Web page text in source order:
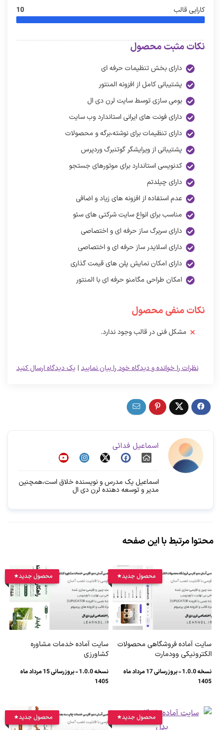
کارایی قالب 10
نکات مثبت محصول
دارای بخش تنظیمات حرفه ای
پشتیبانی کامل از افزونه المنتور
بومی سازی توسط سایت لرن دی ال
دارای فونت های ایرانی استاندارد وب سایت
دارای تنظیمات برای نوشته،برگه و محصولات
پشتیبانی از ویرایشگر گوتنبرگ وردپرس
کدنویسی استاندارد برای موتورهای جستجو
دارای چیلدتم
عدم استفاده از افزونه های زیاد و اضافی
مناسب برای انواع سایت شرکتی های سئو
دارای سربرگ ساز حرفه ای و اختصاصی
دارای اسلایدر ساز حرفه ای و اختصاصی
دارای امکان نمایش پلن های قیمت گذاری
امکان طراحی مگامنو حرفه ای با المنتور
نکات منفی محصول
مشکل فنی در قالب وجود ندارد.
یک دیدگاه ارسال کنید |نظرات را خوانده و دیدگاه خود را بیان نمایید
اسماعیل فدائی
اسماعیل یک مدرس و نویسنده خلاق است،همچنین
مدیر و توسعه دهنده لرن دی ال
محتوا مرتبط با این صفحه
محصول جدید
سایت آماده فروشگاهی محصولات
الکترونیکی وودمارت
نسخه 1.0.0 - بروزرسانی 17 مرداد ماه
1405
محصول جدید
سایت آماده خدمات مشاوره
کشاورزی
نسخه 1.0.0 - بروزرسانی 15 مرداد ماه
1405
محصول جدید محصول جدید